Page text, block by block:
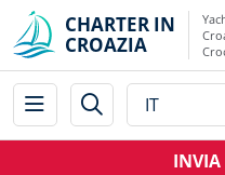
CHARTER IN
CROAZIA
INVIA